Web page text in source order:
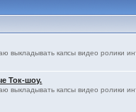
капсы видео ролики
Ток-шоу.
капсы видео ролики